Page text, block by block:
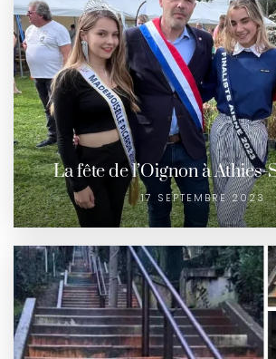
La fête de l’Oignon à
17 SEPTEMBRE 2023